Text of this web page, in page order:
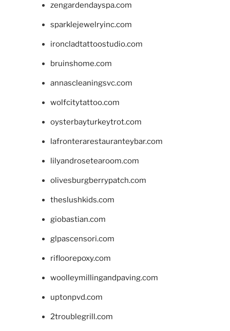
zengardendayspa.com
sparklejewelryinc.com
ironcladtattoostudio.com
bruinshome.com
annascleaningsvc.com
wolfcitytattoo.com
oysterbayturkeytrot.com
lafronterarestauranteybar.com
lilyandrosetearoom.com
olivesburgberrypatch.com
theslushkids.com
giobastian.com
glpascensori.com
rifloorepoxy.com
woolleymillingandpaving.com
uptonpvd.com
2troublegrill.com